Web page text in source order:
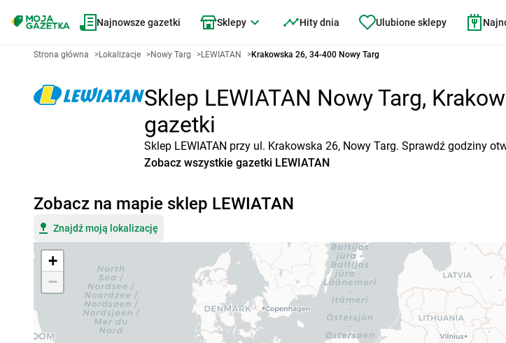
Najnowsze gazetki Sklepy Hity dnia Ulubione sklepy
Strona główna >Lokalizacje >Nowy Targ >LEWIATAN >Krakowska 26, 34-400 Nowy Targ
Sklep LEWIATAN Nowy Targ,
gazetki
Sklep LEWIATAN przy ul. Krakowska 26, Nowy Targ. Sprawdź godziny
Zobacz wszystkie gazetki LEWIATAN
Zobacz na mapie sklep LEWIATAN
Znajdź moją lokalizację
+
−